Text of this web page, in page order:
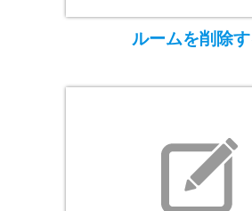
ルームを削除